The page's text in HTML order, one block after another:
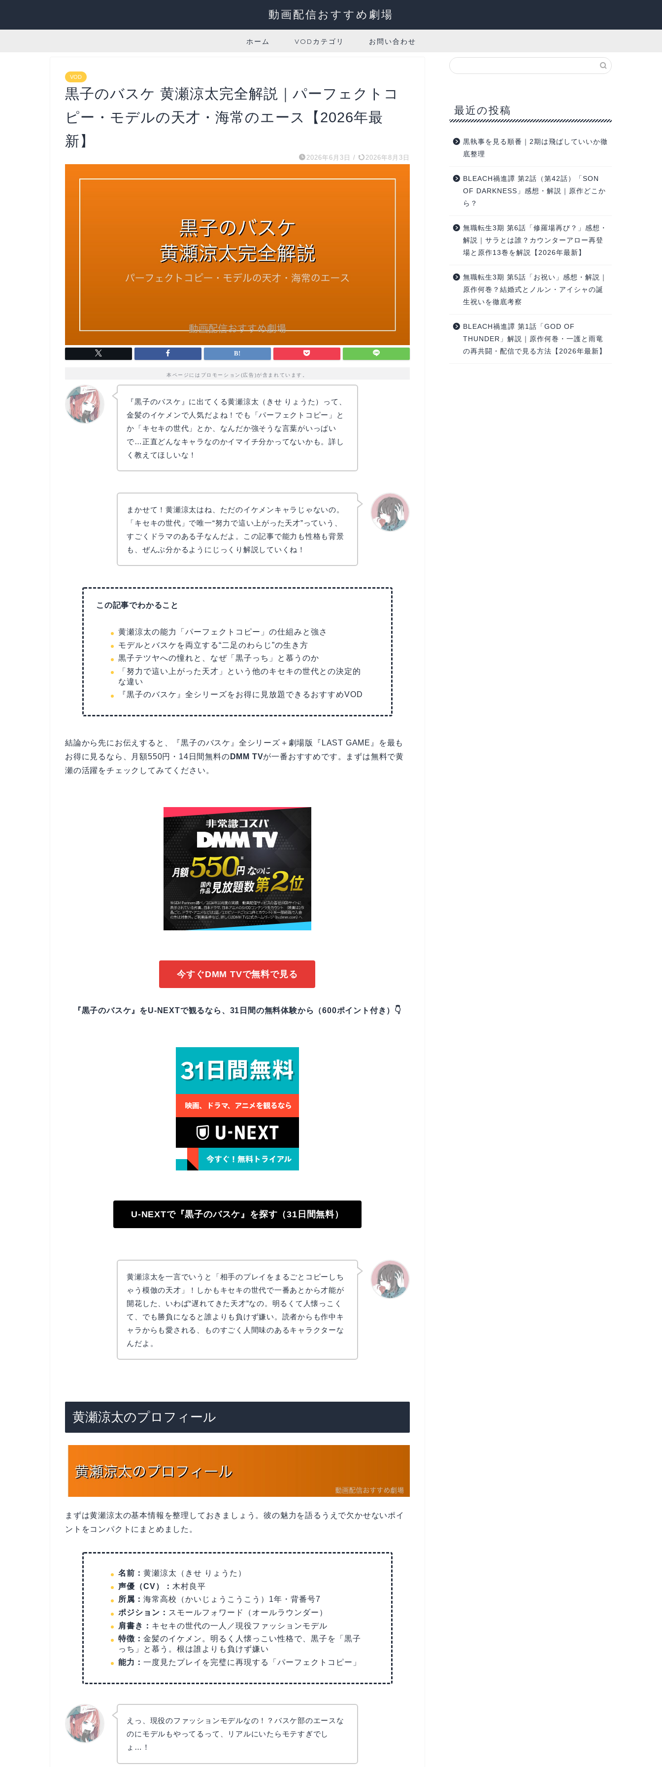
動画配信おすすめ劇場
ホーム VODカテゴリ お問い合わせ
VOD
黒子のバスケ 黄瀬涼太完全解説｜パーフェクトコ
ピー・モデルの天才・海常のエース【2026年最
新】
2026年6月3日 / 2026年8月3日
本ページにはプロモーション(広告)が含まれています。
『黒子のバスケ』に出てくる黄瀬涼太（きせ りょうた）って、
金髪のイケメンで人気だよね！でも「パーフェクトコピー」と
か「キセキの世代」とか、なんだか強そうな言葉がいっぱい
で…正直どんなキャラなのかイマイチ分かってないかも。詳し
く教えてほしいな！
まかせて！黄瀬涼太はね、ただのイケメンキャラじゃないの。
「キセキの世代」で唯一“努力で這い上がった天才”っていう、
すごくドラマのある子なんだよ。この記事で能力も性格も背景
も、ぜんぶ分かるようにじっくり解説していくね！
この記事でわかること
黄瀬涼太の能力「パーフェクトコピー」の仕組みと強さ
モデルとバスケを両立する“二足のわらじ”の生き方
黒子テツヤへの憧れと、なぜ「黒子っち」と慕うのか
「努力で這い上がった天才」という他のキセキの世代との決定的
な違い
『黒子のバスケ』全シリーズをお得に見放題できるおすすめVOD
結論から先にお伝えすると、『黒子のバスケ』全シリーズ＋劇場版『LAST GAME』を最も
お得に見るなら、月額550円・14日間無料の DMM TVが一番おすすめです。まずは無料で黄
瀬の活躍をチェックしてみてください。
今すぐDMM TVで無料で見る
『黒子のバスケ』をU-NEXTで観るなら、31日間の無料体験から（600ポイント付き）👇
U-NEXTで『黒子のバスケ』を探す（31日間無料）
黄瀬涼太を一言でいうと「相手のプレイをまるごとコピーしち
ゃう模倣の天才」！しかもキセキの世代で一番あとから才能が
開花した、いわば“遅れてきた天才”なの。明るくて人懐っこく
て、でも勝負になると誰よりも負けず嫌い。読者からも作中キ
ャラからも愛される、ものすごく人間味のあるキャラクターな
んだよ。
黄瀬涼太のプロフィール
まずは黄瀬涼太の基本情報を整理しておきましょう。彼の魅力を語るうえで欠かせないポイ
ントをコンパクトにまとめました。
名前： 黄瀬涼太（きせ りょうた）
声優（CV）： 木村良平
所属： 海常高校（かいじょうこうこう）1年・背番号7
ポジション： スモールフォワード（オールラウンダー）
肩書き： キセキの世代の一人／現役ファッションモデル
特徴： 金髪のイケメン。明るく人懐っこい性格で、黒子を「黒子
っち」と慕う。根は誰よりも負けず嫌い
能力： 一度見たプレイを完璧に再現する「パーフェクトコピー」
えっ、現役のファッションモデルなの！？バスケ部のエースな
のにモデルもやってるって、リアルにいたらモテすぎでし
ょ…！
最近の投稿
黒執事を見る順番｜2期は飛ばしていいか徹
底整理
BLEACH禍進譚 第2話（第42話）「SON
OF DARKNESS」感想・解説｜原作どこか
ら？
無職転生3期 第6話「修羅場再び？」感想・
解説｜サラとは誰？カウンターアロー再登
場と原作13巻を解説【2026年最新】
無職転生3期 第5話「お祝い」感想・解説｜
原作何巻？結婚式とノルン・アイシャの誕
生祝いを徹底考察
BLEACH禍進譚 第1話「GOD OF
THUNDER」解説｜原作何巻・一護と雨竜
の再共闘・配信で見る方法【2026年最新】